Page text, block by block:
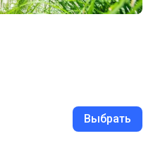
Выбрать